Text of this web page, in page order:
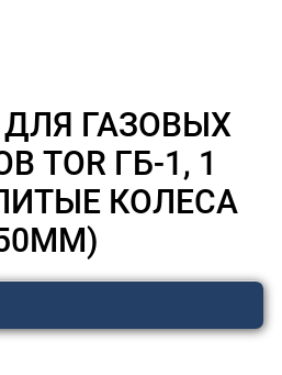
ГАЗОВЫХ
TOR ГБ-1, 1
КОЛЕСА